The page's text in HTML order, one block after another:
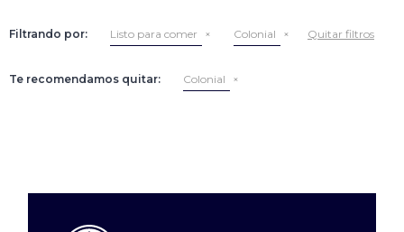
Filtrando por: Listo para comer Colonial Quitar filtros
Te recomendamos quitar: Colonial
Ñoquis
Especialidades
Sin rebozar
Sin Rebozar
Helados